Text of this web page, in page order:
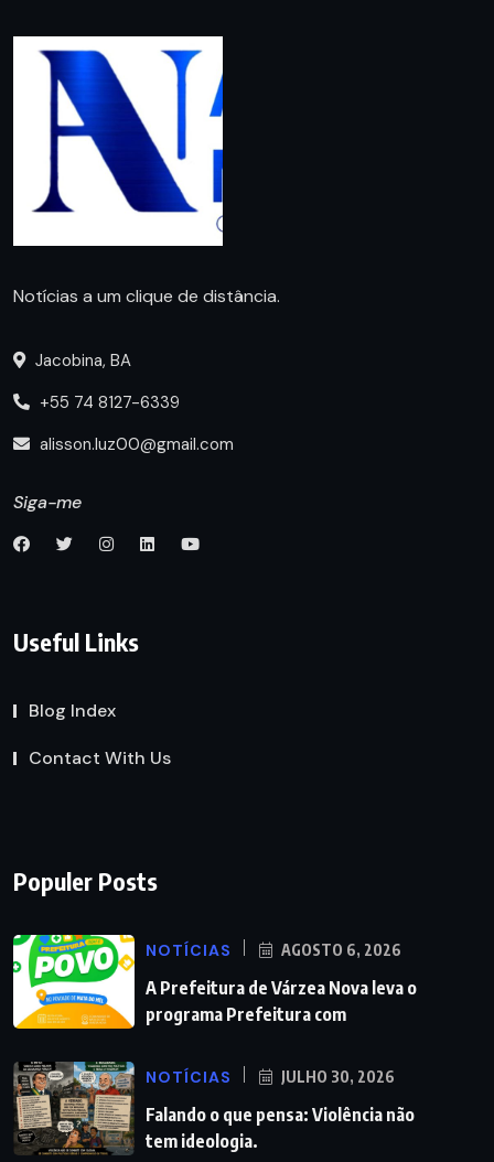
Notícias a um clique de distância.
Jacobina, BA
+55 74 8127-6339
alisson.luz00@gmail.com
Siga-me
Useful Links
Blog Index
Contact With Us
Populer Posts
NOTÍCIAS AGOSTO 6, 2026
A Prefeitura de Várzea Nova leva o
programa Prefeitura com
NOTÍCIAS JULHO 30, 2026
Falando o que pensa: Violência não
tem ideologia.